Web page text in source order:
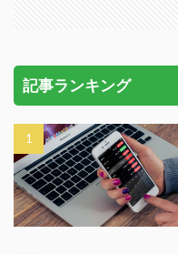
記事ランキング